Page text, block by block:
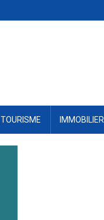
TOURISME IMMOBILIER